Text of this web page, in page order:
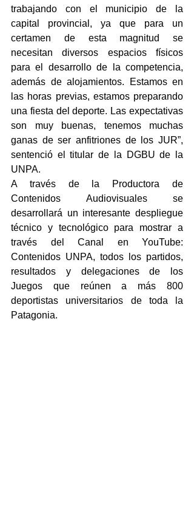
trabajando con el municipio de la
capital provincial, ya que para un
certamen de esta magnitud se
necesitan diversos espacios físicos
para el desarrollo de la competencia,
además de alojamientos. Estamos en
las horas previas, estamos preparando
una fiesta del deporte. Las expectativas
son muy buenas, tenemos muchas
ganas de ser anfitriones de los JUR”,
sentenció el titular de la DGBU de la
UNPA.
A través de la Productora de
Contenidos Audiovisuales se
desarrollará un interesante despliegue
técnico y tecnológico para mostrar a
través del Canal en YouTube:
Contenidos UNPA, todos los partidos,
resultados y delegaciones de los
Juegos que reúnen a más 800
deportistas universitarios de toda la
Patagonia.